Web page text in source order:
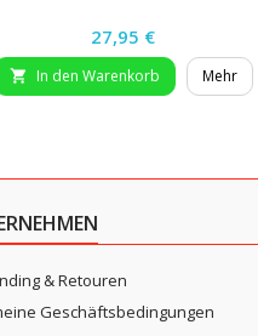
Preis
27,95 €
 In den Warenkorb Mehr
& Retouren
Geschäftsbedingungen